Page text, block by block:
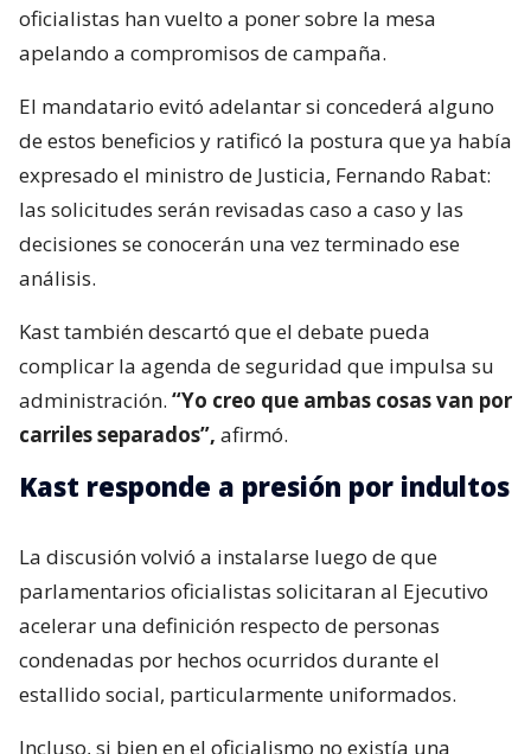
oficialistas han vuelto a poner sobre la mesa
apelando a compromisos de campaña.
El mandatario evitó adelantar si concederá alguno
de estos beneficios y ratificó la postura que ya había
expresado el ministro de Justicia, Fernando Rabat:
las solicitudes serán revisadas caso a caso y las
decisiones se conocerán una vez terminado ese
análisis.
Kast también descartó que el debate pueda
complicar la agenda de seguridad que impulsa su
administración. “Yo creo que ambas cosas van por
carriles separados”, afirmó.
Kast responde a presión por indultos
La discusión volvió a instalarse luego de que
parlamentarios oficialistas solicitaran al Ejecutivo
acelerar una definición respecto de personas
condenadas por hechos ocurridos durante el
estallido social, particularmente uniformados.
Incluso, si bien en el oficialismo no existía una